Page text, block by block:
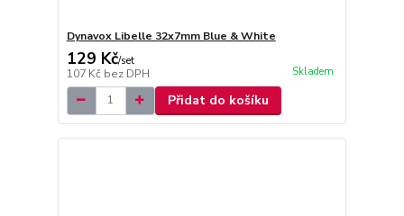
Dynavox Libelle 32x7mm Blue & White
129 Kč/set
107 Kč bez DPH Skladem
Přidat do košíku